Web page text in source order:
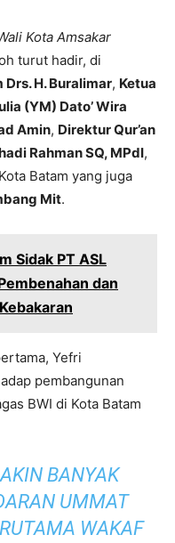
Kota Amsakar
turut hadir, di
Drs. H. Buralimar, Ketua
(YM) Dato’ Wira
Amin, Direktur Qur’an
Rahman SQ, MPdI,
Batam yang juga
Mit.
Sidak PT ASL
dan
Yefri
pembangunan
BWI di Kota Batam
BANYAK
UMMAT
WAKAF